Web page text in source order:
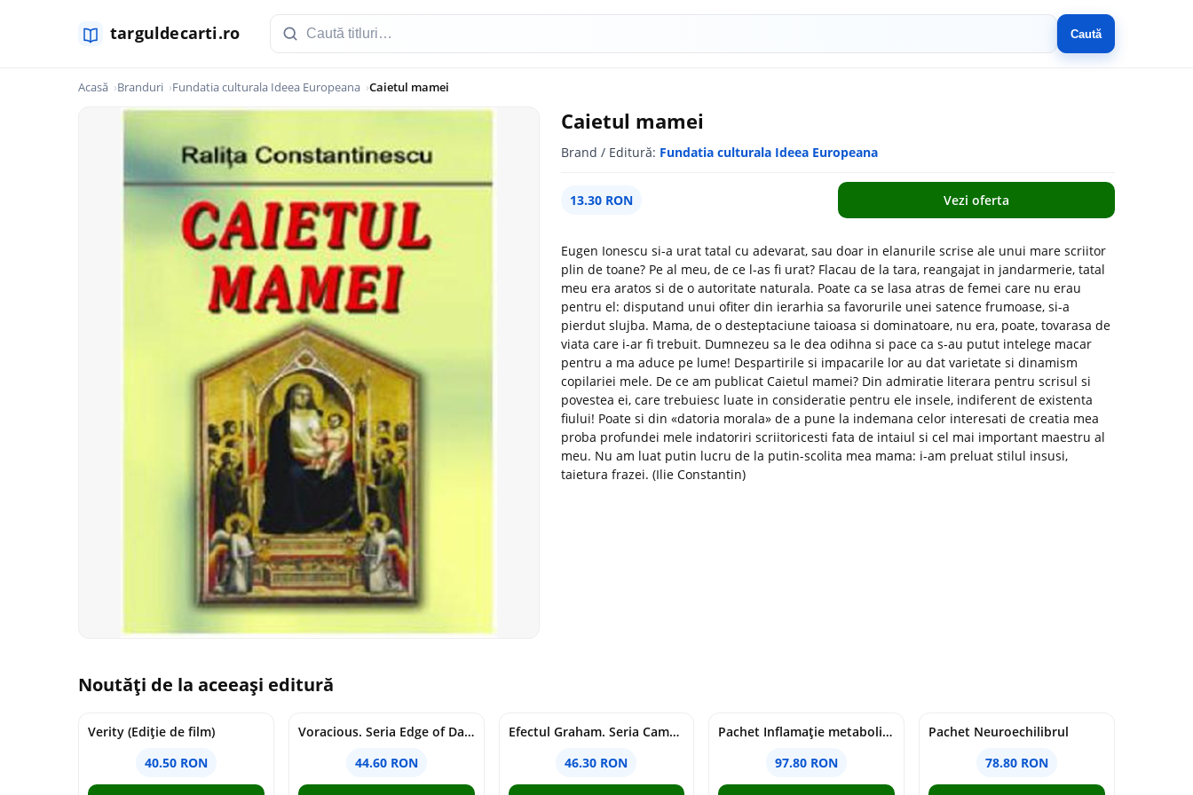
Caută
Acasă Branduri Fundatia culturala Ideea Europeana Caietul mamei
Caietul mamei
Brand / Editură: Fundatia culturala Ideea Europeana
13.30 RON Vezi oferta
Eugen Ionescu si-a urat tatal cu adevarat, sau doar in elanurile scrise ale unui mare scriitor
plin de toane? Pe al meu, de ce l-as fi urat? Flacau de la tara, reangajat in jandarmerie, tatal
meu era aratos si de o autoritate naturala. Poate ca se lasa atras de femei care nu erau
pentru el: disputand unui ofiter din ierarhia sa favorurile unei satence frumoase, si-a
pierdut slujba. Mama, de o desteptaciune taioasa si dominatoare, nu era, poate, tovarasa de
viata care i-ar fi trebuit. Dumnezeu sa le dea odihna si pace ca s-au putut intelege macar
pentru a ma aduce pe lume! Despartirile si impacarile lor au dat varietate si dinamism
copilariei mele. De ce am publicat Caietul mamei? Din admiratie literara pentru scrisul si
povestea ei, care trebuiesc luate in consideratie pentru ele insele, indiferent de existenta
fiului! Poate si din «datoria morala» de a pune la indemana celor interesati de creatia mea
proba profundei mele indatoriri scriitoricesti fata de intaiul si cel mai important maestru al
meu. Nu am luat putin lucru de la putin-scolita mea mama: i-am preluat stilul insusi,
taietura frazei. (Ilie Constantin)
Noutăți de la aceeași editură
Verity (Ediție de film)
40.50 RON
Voracious. Seria Edge of Darkness Vol.2
44.60 RON
Efectul Graham. Seria Campus Diaries Vol.1
46.30 RON
Pachet Inflamație metabolism și creier
97.80 RON
Pachet Neuroechilibrul
78.80 RON